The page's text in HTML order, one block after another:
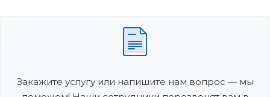
Закажите услугу или напишите нам вопрос — мы